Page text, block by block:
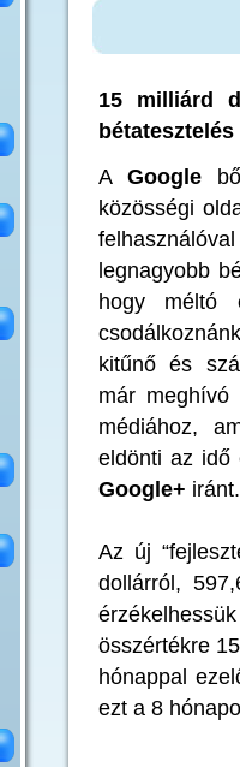
SMTP Szolgáltatás
MicroSite Csomag –
Alap Tárhely Csomag
Domain átkérés
.xxx domain
15 milliárd
A Google
közösségi
legnagyobb
hogy
kitűnő és
már meghívó
médiához,
eldönti az idő
Google+ iránt.
Az új
dollárról,
összértékre
hónappal
ezt a 8